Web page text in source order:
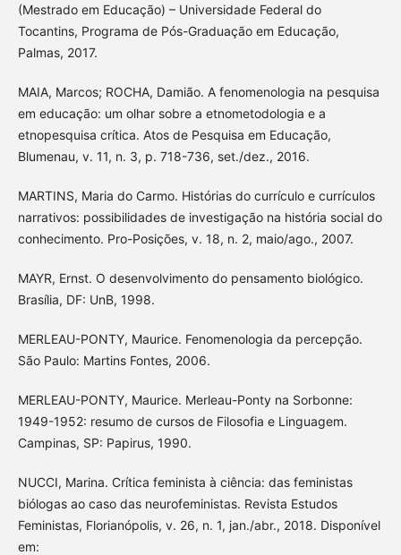
(Mestrado em Educação) – Universidade Federal do
Tocantins, Programa de Pós-Graduação em Educação,
Palmas, 2017.
MAIA, Marcos; ROCHA, Damião. A fenomenologia na pesquisa
em educação: um olhar sobre a etnometodologia e a
etnopesquisa crítica. Atos de Pesquisa em Educação,
Blumenau, v. 11, n. 3, p. 718-736, set./dez., 2016.
MARTINS, Maria do Carmo. Histórias do currículo e currículos
narrativos: possibilidades de investigação na história social do
conhecimento. Pro-Posições, v. 18, n. 2, maio/ago., 2007.
MAYR, Ernst. O desenvolvimento do pensamento biológico.
Brasília, DF: UnB, 1998.
MERLEAU-PONTY, Maurice. Fenomenologia da percepção.
São Paulo: Martins Fontes, 2006.
MERLEAU-PONTY, Maurice. Merleau-Ponty na Sorbonne:
1949-1952: resumo de cursos de Filosofia e Linguagem.
Campinas, SP: Papirus, 1990.
NUCCI, Marina. Crítica feminista à ciência: das feministas
biólogas ao caso das neurofeministas. Revista Estudos
Feministas, Florianópolis, v. 26, n. 1, jan./abr., 2018. Disponível
em: